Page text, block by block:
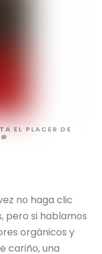
EL PLACER DE
no haga clic
pero si hablamos
orgánicos y
cariño, una